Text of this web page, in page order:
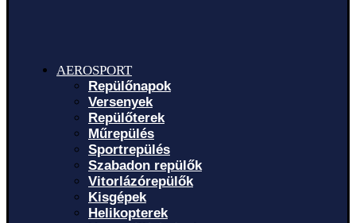
AEROSPORT
Repülőnapok
Versenyek
Repülőterek
Műrepülés
Sportrepülés
Szabadon repülők
Vitorlázórepülők
Kisgépek
Helikopterek